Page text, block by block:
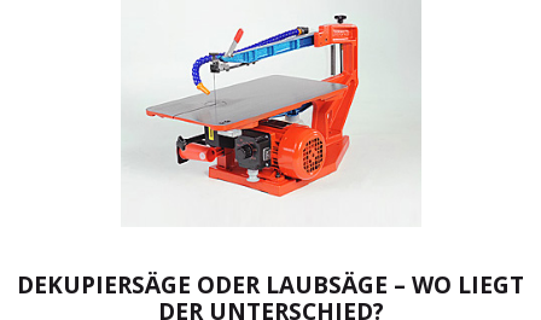
DEKUPIERSÄGE ODER LAUBSÄGE – WO LIEGT
DER UNTERSCHIED?